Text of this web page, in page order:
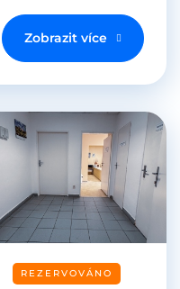
Zobrazit více
REZERVOVÁNO